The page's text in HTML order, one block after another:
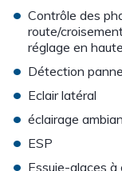
• Contrôle des
route/
réglage en
• Détection
• Eclair latéral
• éclairage
• ESP
• Essuie-glaces à